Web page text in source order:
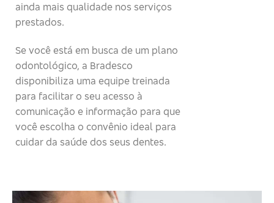
ainda mais qualidade nos serviços
prestados.
Se você está em busca de um plano
odontológico, a Bradesco
disponibiliza uma equipe treinada
para facilitar o seu acesso à
comunicação e informação para que
você escolha o convênio ideal para
cuidar da saúde dos seus dentes.